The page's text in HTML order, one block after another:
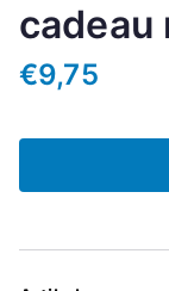
cadeau
€9,75